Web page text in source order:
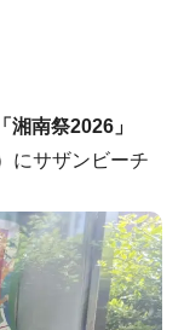
「湘南祭2026」
にサザンビーチ